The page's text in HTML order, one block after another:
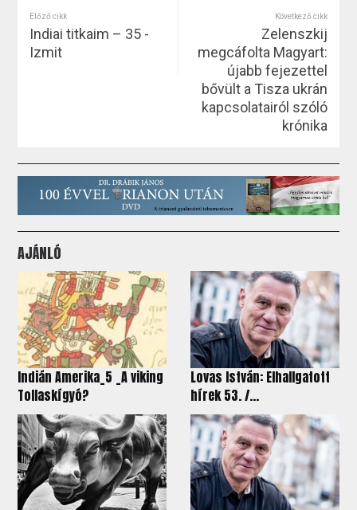
Előző cikk
Indiai titkaim – 35 -
Izmit
Következő cikk
Zelenszkij
megcáfolta Magyart:
újabb fejezettel
bővült a Tisza ukrán
kapcsolatairól szóló
krónika
AJÁNLÓ
Indián Amerika_5 _A viking
Tollaskígyó?
Lovas István: Elhallgatott
hírek 53. /...